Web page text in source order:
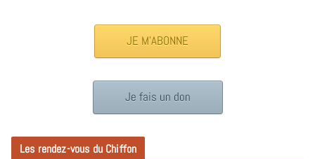
JE M'ABONNE
Je fais un don
Les rendez-vous du Chiffon